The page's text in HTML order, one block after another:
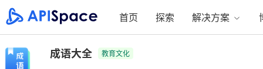
首页 探索 解决方案
成语大全 教育文化